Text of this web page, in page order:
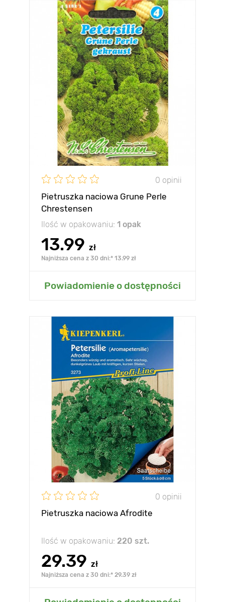
0 opinii
Pietruszka naciowa Grune Perle
Chrestensen
Ilość w opakowaniu: 1 opak
13.99 zł
Najniższa cena z 30 dni:* 13.99 zł
Powiadomienie o dostępności
0 opinii
Pietruszka naciowa Afrodite
Ilość w opakowaniu: 220 szt.
29.39 zł
Najniższa cena z 30 dni:* 29.39 zł